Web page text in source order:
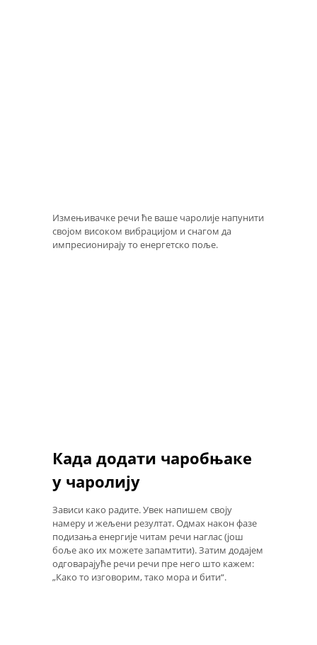
Измењивачке речи ће ваше чаролије напунити
својом високом вибрацијом и снагом да
импресионирају то енергетско поље.
Када додати чаробњаке
у чаролију
Зависи како радите. Увек напишем своју
намеру и жељени резултат. Одмах након фазе
подизања енергије читам речи наглас (још
боље ако их можете запамтити). Затим додајем
одговарајуће речи речи пре него што кажем:
„Како то изговорим, тако мора и бити“.